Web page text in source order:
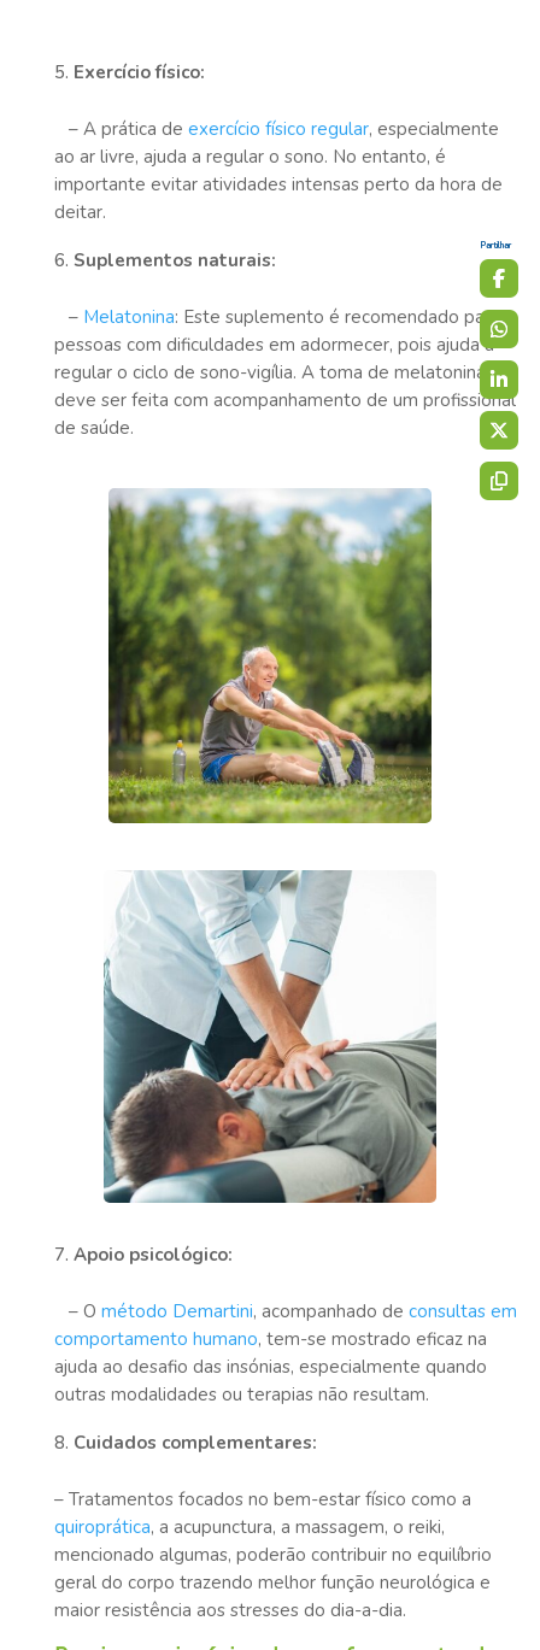
Exercício físico:
– A prática de exercício físico regular, especialmente
ao ar livre, ajuda a regular o sono. No entanto, é
importante evitar atividades intensas perto da hora de
deitar.
Suplementos naturais:
– Melatonina: Este suplemento é recomendado para
pessoas com dificuldades em adormecer, pois ajuda a
regular o ciclo de sono-vigília. A toma de melatonina
deve ser feita com acompanhamento de um profissional
de saúde.
Apoio psicológico:
– O método Demartini, acompanhado de consultas em
comportamento humano, tem-se mostrado eficaz na
ajuda ao desafio das insónias, especialmente quando
outras modalidades ou terapias não resultam.
Cuidados complementares:
– Tratamentos focados no bem-estar físico como a
quiroprática, a acupunctura, a massagem, o reiki,
mencionado algumas, poderão contribuir no equilíbrio
geral do corpo trazendo melhor função neurológica e
maior resistência aos stresses do dia-a-dia.
Partilhar